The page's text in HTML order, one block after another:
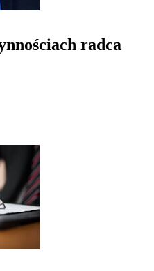
radca